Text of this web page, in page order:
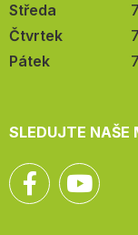
Středa
Čtvrtek
Pátek
SLEDUJTE NAŠE